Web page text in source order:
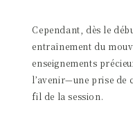
Cependant, dès le
entraînement du
enseignements
l’avenir—une prise de
fil de la session.